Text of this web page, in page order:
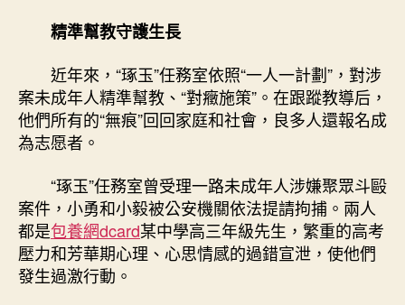
精準幫教守護生長
近年來，“琢玉”任務室依照“一人一計劃”，對涉
案未成年人精準幫教、“對癥施策”。在跟蹤教導后，
他們所有的“無痕”回回家庭和社會，良多人還報名成
為志愿者。
“琢玉”任務室曾受理一路未成年人涉嫌聚眾斗毆
案件，小勇和小毅被公安機關依法提請拘捕。兩人
都是包養網dcard某中學高三年級先生，繁重的高考
壓力和芳華期心理、心思情感的過錯宣泄，使他們
發生過激行動。